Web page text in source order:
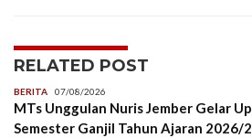
RELATED POST
BERITA 07/08/2026
MTs Unggulan Nuris Jember Gelar
Semester Ganjil Tahun Ajaran 2026/